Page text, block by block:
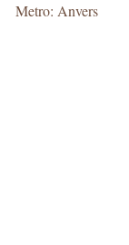
Metro: Anvers